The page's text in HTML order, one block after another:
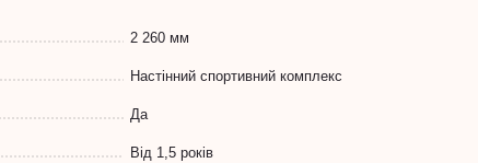
2 260 мм
Настінний спортивний комплекс
Да
Від 1,5 років